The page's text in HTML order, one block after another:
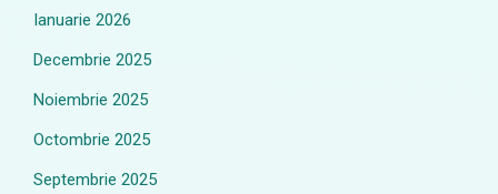
Ianuarie 2026
Decembrie 2025
Noiembrie 2025
Octombrie 2025
Septembrie 2025